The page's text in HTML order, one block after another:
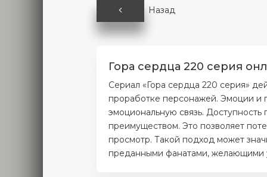
Назад
Гора сердца 220 серия
Сериал «Гора сердца 220 серия»
проработке персонажей. Эмоции и
эмоциональную связь.
преимуществом. Это позволяет
просмотр. Такой подход может
преданными фанатами, желающими